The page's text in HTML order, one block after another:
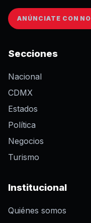
ANÚNCIATE CON
Secciones
Nacional
CDMX
Estados
Política
Negocios
Turismo
Institucional
Quiénes somos